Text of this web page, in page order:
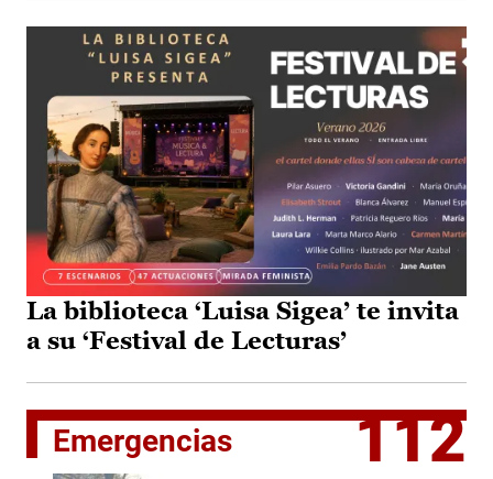
La biblioteca ‘Luisa Sigea’ te invita
a su ‘Festival de Lecturas’
Emergencias 112